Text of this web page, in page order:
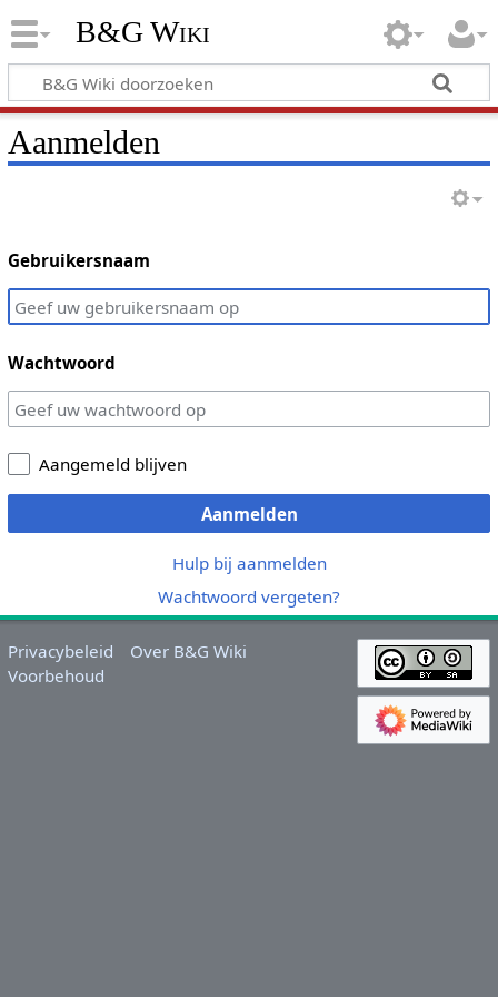
B&G Wiki
Aanmelden
Gebruikersnaam
Wachtwoord
Aangemeld blijven
Aanmelden
Hulp bij aanmelden
Wachtwoord vergeten?
Privacybeleid
Over B&G Wiki
Voorbehoud